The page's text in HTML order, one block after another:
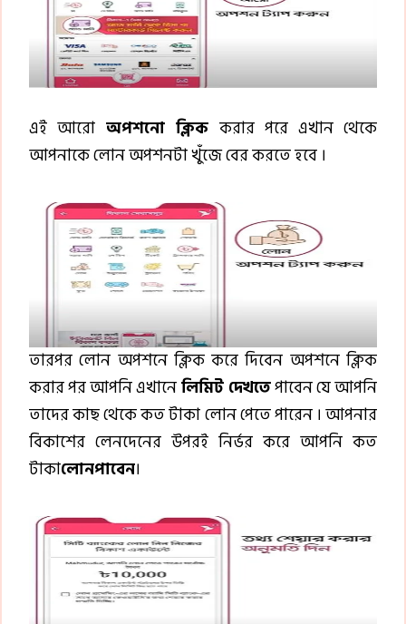
এই আরো অপশনো ক্লিক করার পরে এখান থেকে
আপনাকে লোন অপশনটা খুঁজে বের করতে হবে ।
তারপর লোন অপশনে ক্লিক করে দিবেন অপশনে ক্লিক
করার পর আপনি এখানেলিমিট দেখতেপাবেন যে আপনি
তাদের কাছ থেকে কত টাকা লোন পেতে পারেন । আপনার
বিকাশের লেনদেনের উপরই নির্ভর করে আপনি কত
টাকালোনপাবেন।